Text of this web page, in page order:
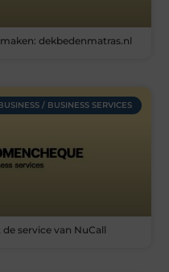
dekbedenmatras.nl
/ BUSINESS SERVICES
service van NuCall